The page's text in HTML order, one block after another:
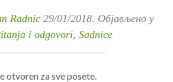
Radnic 29/01/2018. Објављено у
i odgovori, Sadnice
otvoren za sve posete.